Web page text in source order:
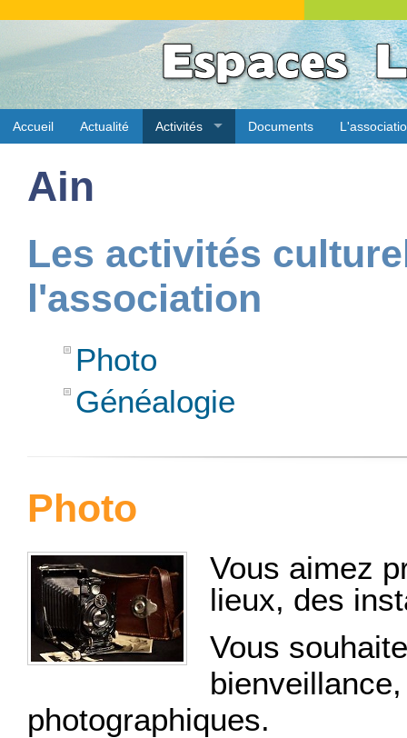
Accueil Actualité Activités Documents
Ain
Les activités
l'association
Photo
Généalogie
Photo
Vous aimez
lieux, des
Vous
photographiques.